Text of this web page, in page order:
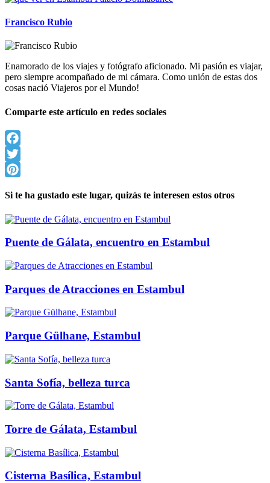
Francisco Rubio
Enamorado de los viajes y fotógrafo aficionado. Mi pasión es viajar,
pero siempre acompañado de mi cámara. Como unión de estas dos
cosas nació Viajeros por el Mundo!
Comparte este artículo en redes sociales
Facebook
Twitter
Si te ha gustado este lugar, quizás te interesen estos otros
Puente de Gálata, encuentro en Estambul
Parques de Atracciones en Estambul
Parque Gülhane, Estambul
Santa Sofía, belleza turca
Torre de Gálata, Estambul
Cisterna Basílica, Estambul